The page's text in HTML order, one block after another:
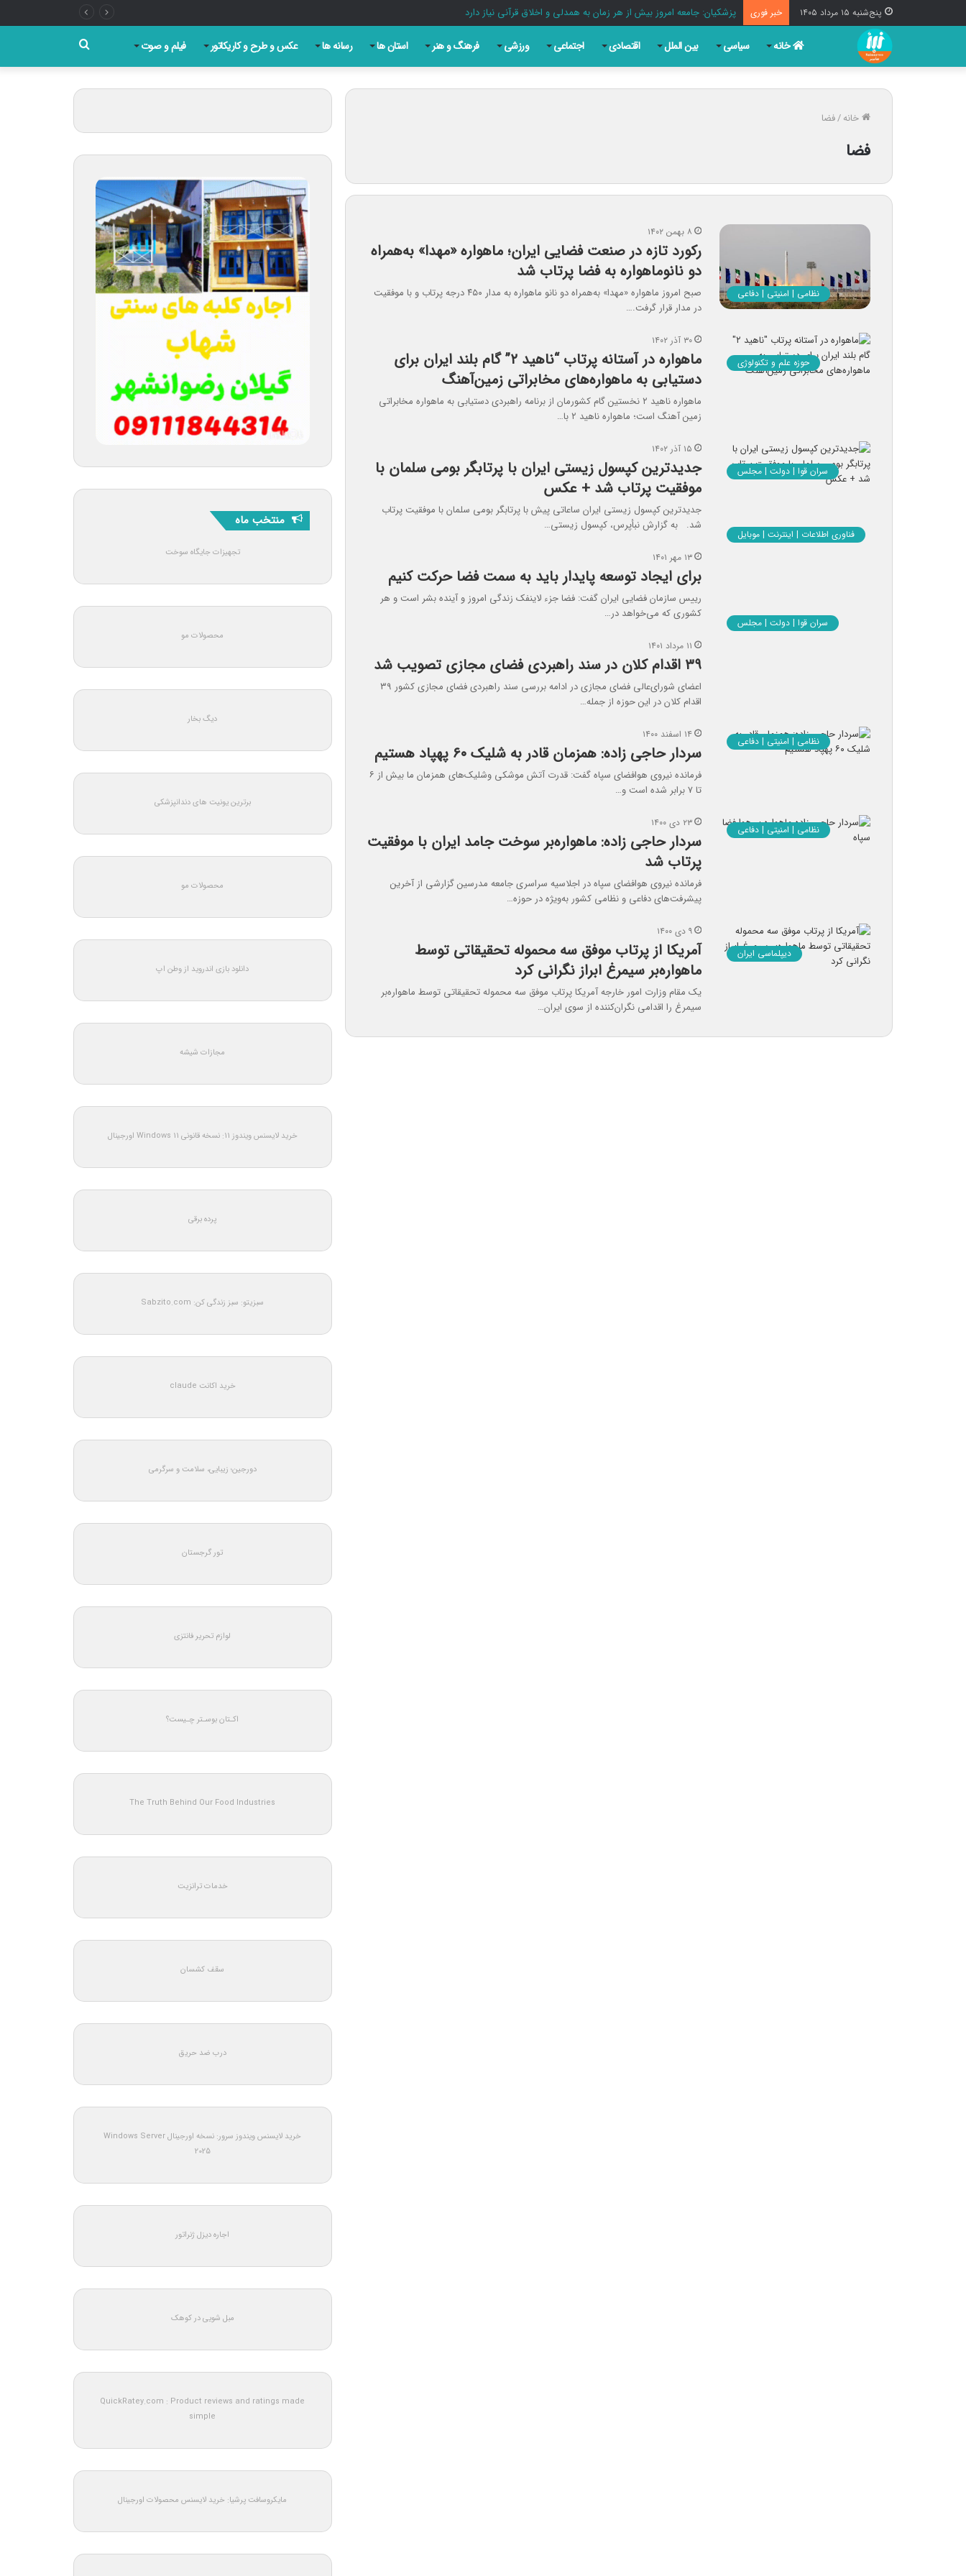
پنج‌شنبه ۱۵ مرداد ۱۴۰۵ خبر فوری پزشکیان: جامعه امروز بیش از هر زمان به همدلی و اخلاق قرآنی نیاز دارد
خانه سیاسی بین الملل اقتصادی اجتماعی ورزشی فرهنگ و هنر استان ها رسانه ها عکس و طرح و کاریکاتور فیلم و صوت
برای
خانه/فضا
فضا
نظامی | امنیتی | دفاعی
۸ بهمن ۱۴۰۲
رکورد تازه در صنعت فضایی ایران؛ ماهواره «مهدا» به‌همراه
دو نانوماهواره به فضا پرتاب شد
صبح امروز ماهواره «مهدا» به‌همراه دو نانو ماهواره به مدار ۴۵۰ درجه پرتاب و با موفقیت
در مدار قرار گرفت.…
حوزه علم و تکنولوژی
۳۰ آذر ۱۴۰۲
ماهواره در آستانه پرتاب “ناهید ۲” گام بلند ایران برای
دستیابی به ماهواره‌های مخابراتی زمین‌‌آهنگ
ماهواره ناهید ۲ نخستین گام کشورمان از برنامه راهبردی دستیابی به ماهواره مخابراتی
زمین آهنگ است؛ ماهواره ناهید ۲ با…
سران قوا | دولت | مجلس
۱۵ آذر ۱۴۰۲
جدیدترین کپسول زیستی ایران با پرتابگر بومی سلمان با
موفقیت پرتاب شد + عکس
جدیدترین کپسول زیستی ایران ساعاتی پیش با پرتابگر بومی سلمان با موفقیت پرتاب
شد. به گزارش نبأپرس، کپسول زیستی…
فناوری اطلاعات | اینترنت | موبایل
۱۳ مهر ۱۴۰۱
برای ایجاد توسعه پایدار باید به سمت فضا حرکت کنیم
رییس سازمان فضایی ایران گفت: فضا جزء لاینفک زندگی امروز و آینده بشر است و هر
کشوری که می‌خواهد در…
سران قوا | دولت | مجلس
۱۱ مرداد ۱۴۰۱
۳۹ اقدام کلان در سند راهبردی فضای مجازی تصویب شد
اعضای شورای‌عالی فضای مجازی در ادامه بررسی سند راهبردی فضای مجازی کشور ۳۹
اقدام کلان در این حوزه از جمله…
نظامی | امنیتی | دفاعی
۱۴ اسفند ۱۴۰۰
سردار حاجی زاده: همزمان قادر به شلیک ۶۰ پهپاد هستیم
فرمانده نیروی هوافضای سپاه گفت: قدرت آتش موشکی وشلیک‌های همزمان ما بیش از ۶
تا ۷ برابر شده است و…
نظامی | امنیتی | دفاعی
۲۳ دی ۱۴۰۰
سردار حاجی زاده: ماهواره‌بر سوخت جامد ایران با موفقیت
پرتاب شد
فرمانده نیروی هوافضای سپاه در اجلاسیه سراسری جامعه مدرسین گزارشی از آخرین
پیشرفت‌های دفاعی و نظامی کشور به‌ویژه در حوزه…
دیپلماسی ایران
۹ دی ۱۴۰۰
آمریکا از پرتاب موفق سه محموله تحقیقاتی توسط
ماهواره‌بر سیمرغ ابراز نگرانی کرد
یک مقام وزارت امور خارجه آمریکا پرتاب موفق سه محموله تحقیقاتی توسط ماهواره‌بر
سیمرغ را اقدامی نگران‌کننده از سوی ایران…
منتخب ماه
تجهیزات جایگاه سوخت
محصولات مو
دیگ بخار
برترین یونیت های دندانپزشکی
محصولات مو
دانلود بازی اندروید از وطن اپ
مجازات شیشه
خرید لایسنس ویندوز 11: نسخه قانونی Windows 11 اورجینال
پرده برقی
سبزیتو: سبز زندگی کن: Sabzito.com
خرید اکانت claude
دورجین؛ زیبایی، سلامت و سرگرمی
تور گرجستان
لوازم تحریر فانتزی
اکـتان بوسـتر چـیست؟
The Truth Behind Our Food Industries
خدمات ترانزیت
سقف کشسان
درب ضد حریق
خرید لایسنس ویندوز سرور: نسخه اورجینال Windows Server
2025
اجاره دیزل ژنراتور
مبل شویی در کوهک
QuickRatey.com : Product reviews and ratings made
simple
مایکروسافت پرشیا: خرید لایسنس محصولات اورجینال